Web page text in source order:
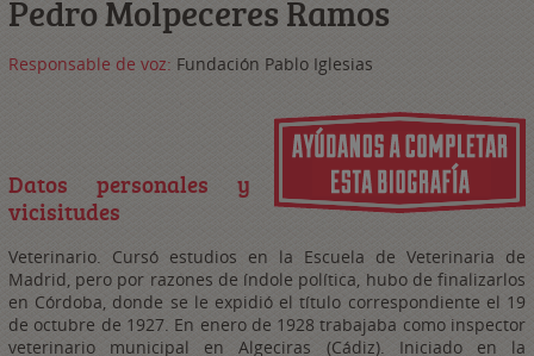
Pedro Molpeceres Ramos
Responsable de voz: Fundación Pablo Iglesias
Datos personales y
vicisitudes
Veterinario. Cursó estudios en la Escuela de Veterinaria de
Madrid, pero por razones de índole política, hubo de finalizarlos
en Córdoba, donde se le expidió el título correspondiente el 19
de octubre de 1927. En enero de 1928 trabajaba como inspector
veterinario municipal en Algeciras (Cádiz). Iniciado en la